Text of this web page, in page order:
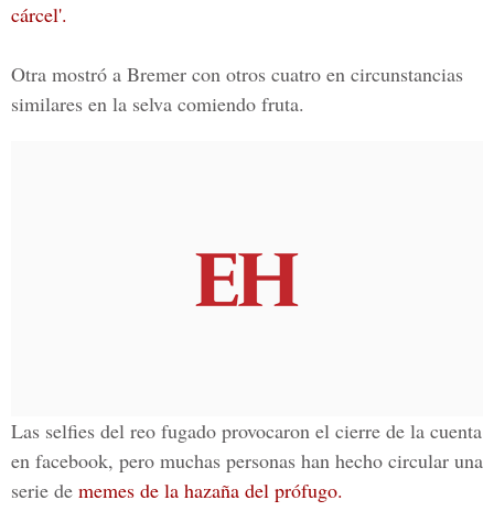
cárcel'.
Otra mostró a Bremer con otros cuatro en circunstancias
similares en la selva comiendo fruta.
Las selfies del reo fugado provocaron el cierre de la cuenta
en facebook, pero muchas personas han hecho circular una
serie de memes de la hazaña del prófugo.